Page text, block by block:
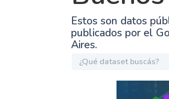
Estos son datos
publicados por el
Aires.